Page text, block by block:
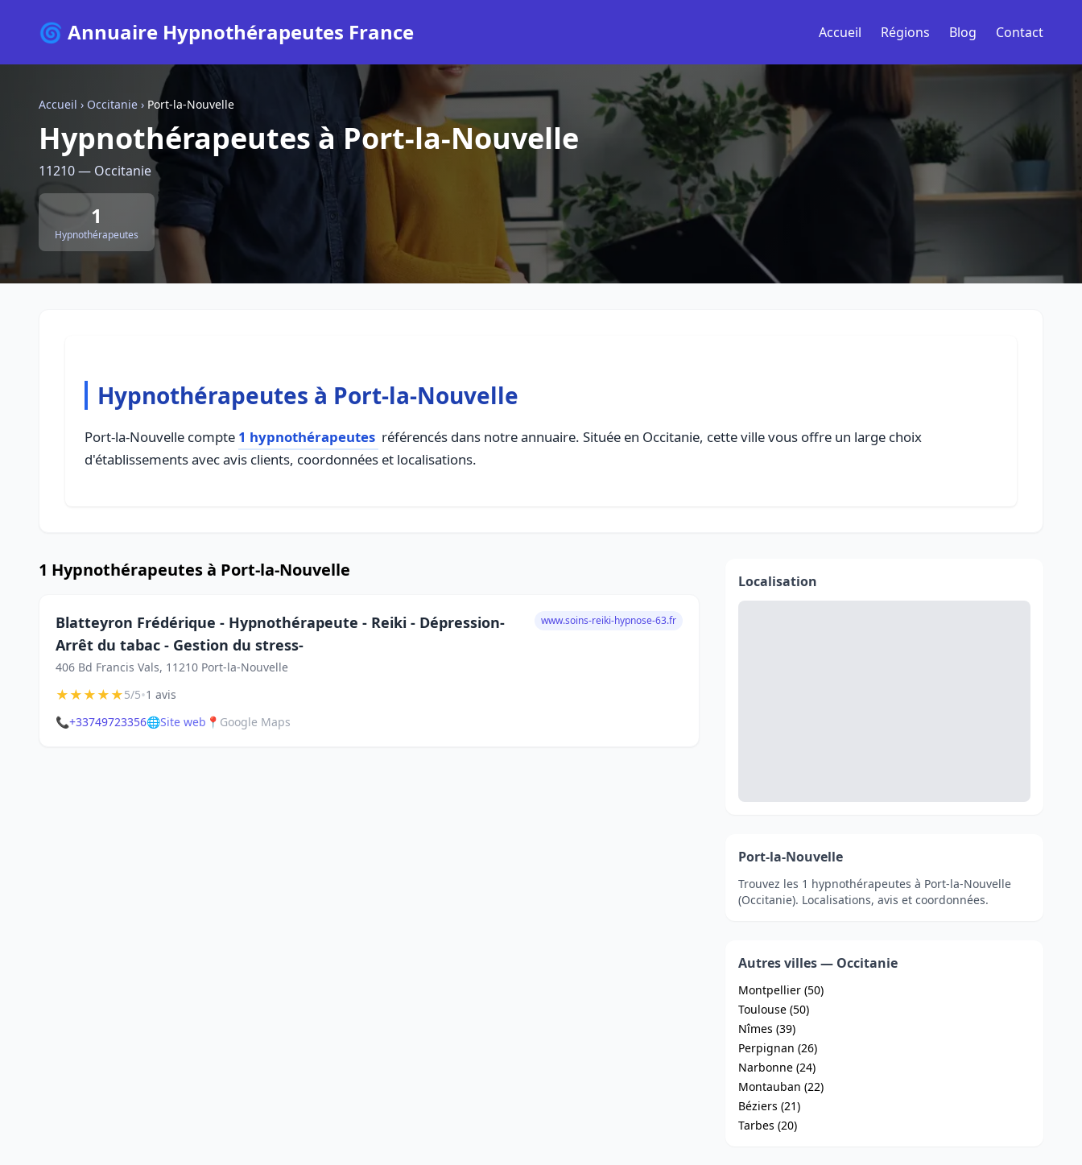
🌀 Annuaire Hypnothérapeutes France Accueil Régions Blog Contact
Accueil › Occitanie › Port-la-Nouvelle
Hypnothérapeutes à Port-la-Nouvelle
11210 — Occitanie
1
Hypnothérapeutes
Hypnothérapeutes à Port-la-Nouvelle
Port-la-Nouvelle compte 1 hypnothérapeutes référencés dans notre annuaire. Située en Occitanie, cette ville vous offre un large choix
d'établissements avec avis clients, coordonnées et localisations.
1 Hypnothérapeutes à Port-la-Nouvelle
Blatteyron Frédérique - Hypnothérapeute - Reiki - Dépression-
Arrêt du tabac - Gestion du stress-
406 Bd Francis Vals, 11210 Port-la-Nouvelle
www.soins-reiki-hypnose-63.fr
★★★★★5/5•1 avis
📞+33749723356🌐Site web 📍 Google Maps
Localisation
Port-la-Nouvelle
Trouvez les 1 hypnothérapeutes à Port-la-Nouvelle
(Occitanie). Localisations, avis et coordonnées.
Autres villes — Occitanie
Montpellier (50)
Toulouse (50)
Nîmes (39)
Perpignan (26)
Narbonne (24)
Montauban (22)
Béziers (21)
Tarbes (20)